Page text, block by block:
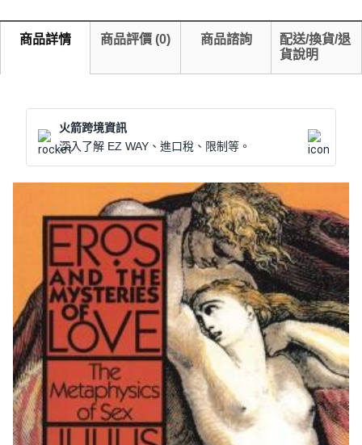
商品詳情 商品評價 (0) 商品諮詢
配送/換貨/退
貨說明
火箭跨境資訊
深入了解 EZ WAY、進口稅、限制等。